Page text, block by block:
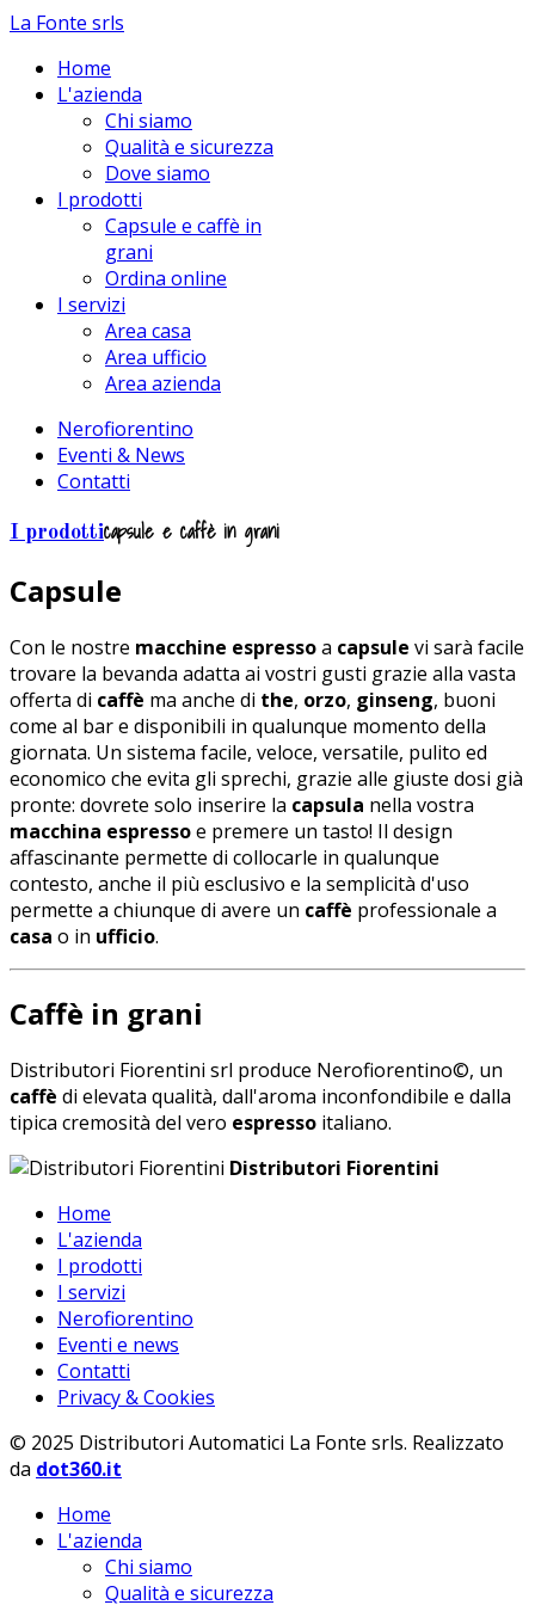
La Fonte srls
Home
L'azienda
Chi siamo
Qualità e sicurezza
Dove siamo
I prodotti
Capsule e caffè in
grani
Ordina online
I servizi
Area casa
Area ufficio
Area azienda
Nerofiorentino
Eventi & News
Contatti
I prodotticapsule e caffè in grani
Capsule
Con le nostre macchine espressoa capsule vi sarà facile
trovare la bevanda adatta ai vostri gusti grazie alla vasta
offerta di caffè ma anche di the, orzo, ginseng, buoni
come al bar e disponibili in qualunque momento della
giornata. Un sistema facile, veloce, versatile, pulito ed
economico che evita gli sprechi, grazie alle giuste dosi già
pronte: dovrete solo inserire la capsula nella vostra
macchina espressoe premere un tasto! Il design
affascinante permette di collocarle in qualunque
contesto, anche il più esclusivo e la semplicità d'uso
permette a chiunque di avere un caffè professionale a
casa o in ufficio.
Caffè in grani
Distributori Fiorentini srl produce Nerofiorentino©, un
caffè di elevata qualità, dall'aroma inconfondibile e dalla
tipica cremosità del vero espresso italiano.
Distributori Fiorentini
Home
L'azienda
I prodotti
I servizi
Nerofiorentino
Eventi e news
Contatti
Privacy & Cookies
© 2025 Distributori Automatici La Fonte srls. Realizzato
da dot360.it
Home
L'azienda
Chi siamo
Qualità e sicurezza